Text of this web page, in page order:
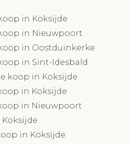
in Koksijde
in Nieuwpoort
in Oostduinkerke
in Sint-Idesbald
koop in Koksijde
in Koksijde
in Nieuwpoort
in Koksijde